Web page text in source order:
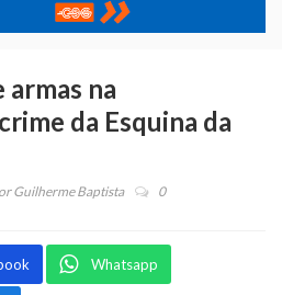
na
da Esquina da
Guilherme Baptista 0
Whatsapp